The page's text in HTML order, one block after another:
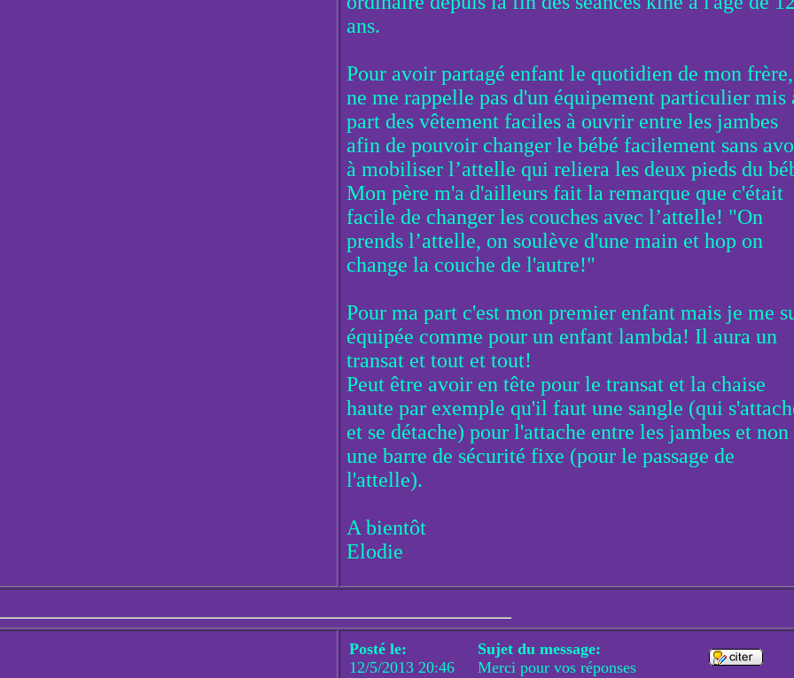
ans.
Pour avoir partagé enfant le quotidien de mon
ne me rappelle pas d'un équipement particulier mis
part des vêtement faciles à ouvrir entre les jambes
afin de pouvoir changer le bébé facilement sans
à mobiliser l’attelle qui reliera les deux pieds du
Mon père m'a d'ailleurs fait la remarque que c'était
facile de changer les couches avec l’attelle! "On
prends l’attelle, on soulève d'une main et hop on
change la couche de l'autre!"
Pour ma part c'est mon premier enfant mais je me
équipée comme pour un enfant lambda! Il aura un
transat et tout et tout!
Peut être avoir en tête pour le transat et la chaise
haute par exemple qu'il faut une sangle (qui
et se détache) pour l'attache entre les jambes et non
une barre de sécurité fixe (pour le passage de
l'attelle).
A bientôt
Elodie
Posté le:
12/5/2013 20:46
Sujet du message:
Merci pour vos réponses